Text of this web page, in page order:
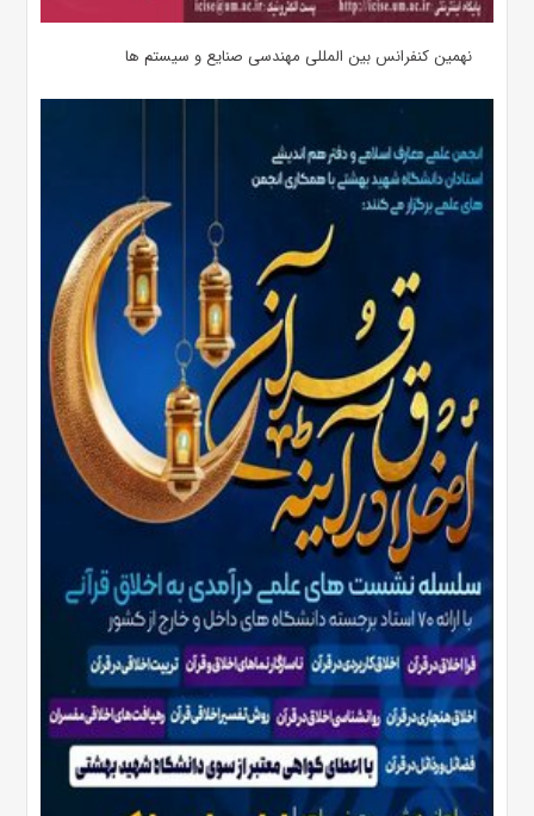
نهمین کنفرانس بین المللی مهندسی صنایع و سیستم­ ها